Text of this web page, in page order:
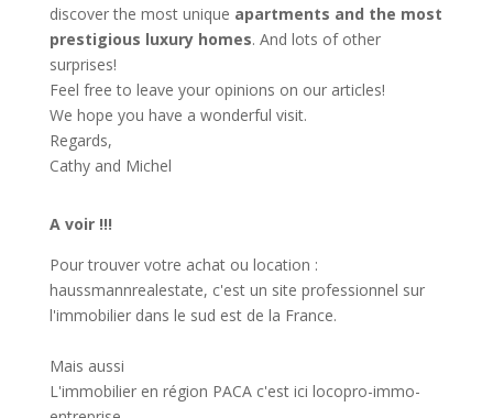
discover the most unique apartments and the most
prestigious luxury homes. And lots of other
surprises!
Feel free to leave your opinions on our articles!
We hope you have a wonderful visit.
Regards,
Cathy and Michel
A voir !!!
Pour trouver votre achat ou location :
haussmannrealestate, c'est un site professionnel sur
l'immobilier dans le sud est de la France.
Mais aussi
L'immobilier en région PACA c'est ici locopro-immo-